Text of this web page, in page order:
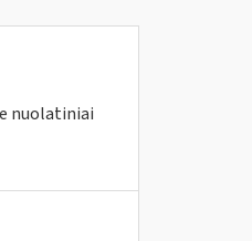
nuolatiniai